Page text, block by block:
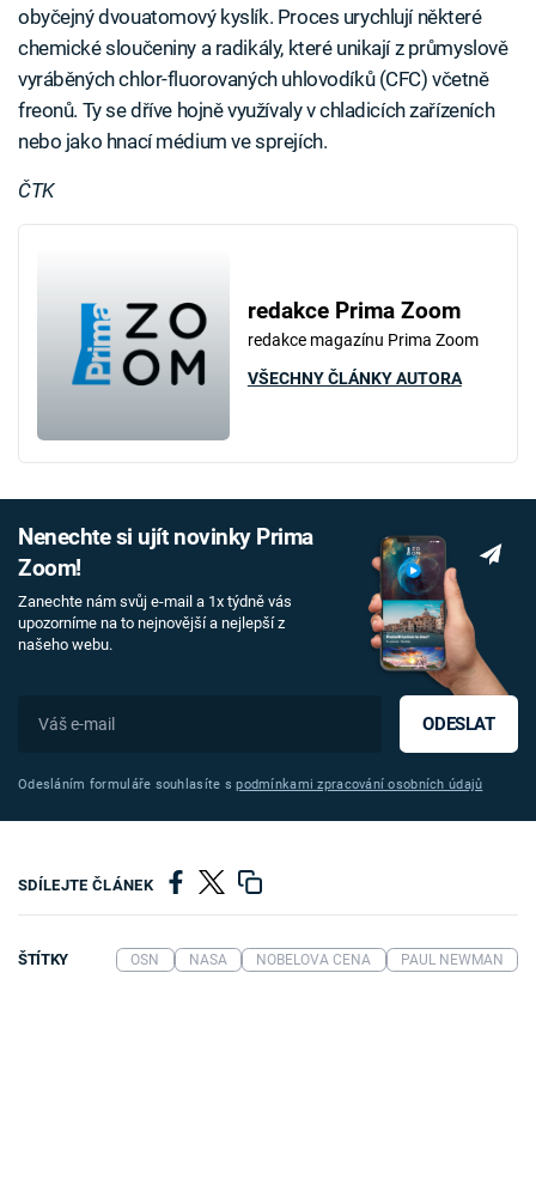
obyčejný dvouatomový kyslík. Proces urychlují některé
chemické sloučeniny a radikály, které unikají z průmyslově
vyráběných chlor-fluorovaných uhlovodíků (CFC) včetně
freonů. Ty se dříve hojně využívaly v chladicích zařízeních
nebo jako hnací médium ve sprejích.
ČTK
redakce Prima Zoom
redakce magazínu Prima Zoom
VŠECHNY ČLÁNKY AUTORA
Nenechte si ujít novinky Prima
Zoom!
Zanechte nám svůj e-mail a 1x týdně vás
upozorníme na to nejnovější a nejlepší z
našeho webu.
ODESLAT
Odesláním formuláře souhlasíte spodmínkami zpracování osobních údajů
SDÍLEJTE ČLÁNEK
ŠTÍTKY OSN NASA NOBELOVA CENA PAUL NEWMAN